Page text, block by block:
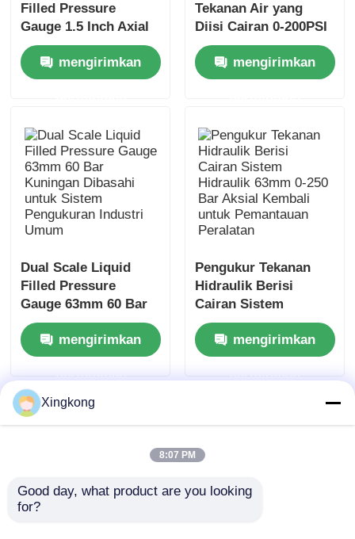
Filled Pressure
Gauge 1.5 Inch Axial
Mount Stainless Steel
untuk pemantauan
hidraulik kompak
mengirimkan
Tekanan Air yang
Diisi Cairan 0-200PSI
63mm Kuningan
Berkarat Untuk
Peralatan
mengirimkan
Dual Scale Liquid
Filled Pressure
Gauge 63mm 60 Bar
Kuningan Dibasahi
untuk Sistem
Pengukuran Industri
Umum
mengirimkan
permintaan
Pengukur Tekanan
Hidraulik Berisi
Cairan Sistem
Hidraulik 63mm 0-250
Bar Aksial Kembali
untuk Pemantauan
Peralatan
mengirimkan
permintaan
Xingkong
8:07 PM
Good day, what product are you looking
for?